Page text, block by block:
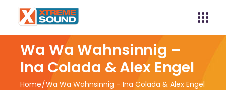
Wa Wa Wahnsinnig –
Ina Colada & Alex Engel
Home Wa Wa Wahnsinnig – Ina Colada & Alex Engel